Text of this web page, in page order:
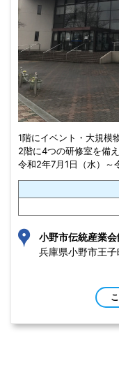
1階にイベント・大規模
2階に4つの研修室を備
令和2年7月1日（水）～
小野市伝統産業
兵庫県小野市王